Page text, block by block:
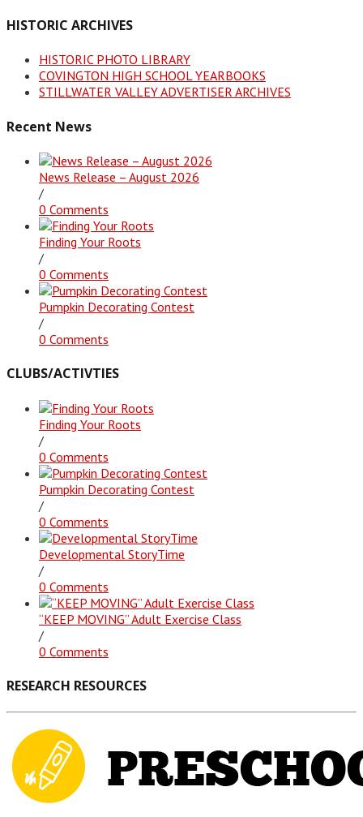
HISTORIC ARCHIVES
HISTORIC PHOTO LIBRARY
COVINGTON HIGH SCHOOL YEARBOOKS
STILLWATER VALLEY ADVERTISER ARCHIVES
Recent News
News Release – August 2026
/
0 Comments
Finding Your Roots
/
0 Comments
Pumpkin Decorating Contest
/
0 Comments
CLUBS/ACTIVTIES
Finding Your Roots
/
0 Comments
Pumpkin Decorating Contest
/
0 Comments
Developmental StoryTime
/
0 Comments
“KEEP MOVING” Adult Exercise Class
/
0 Comments
RESEARCH RESOURCES